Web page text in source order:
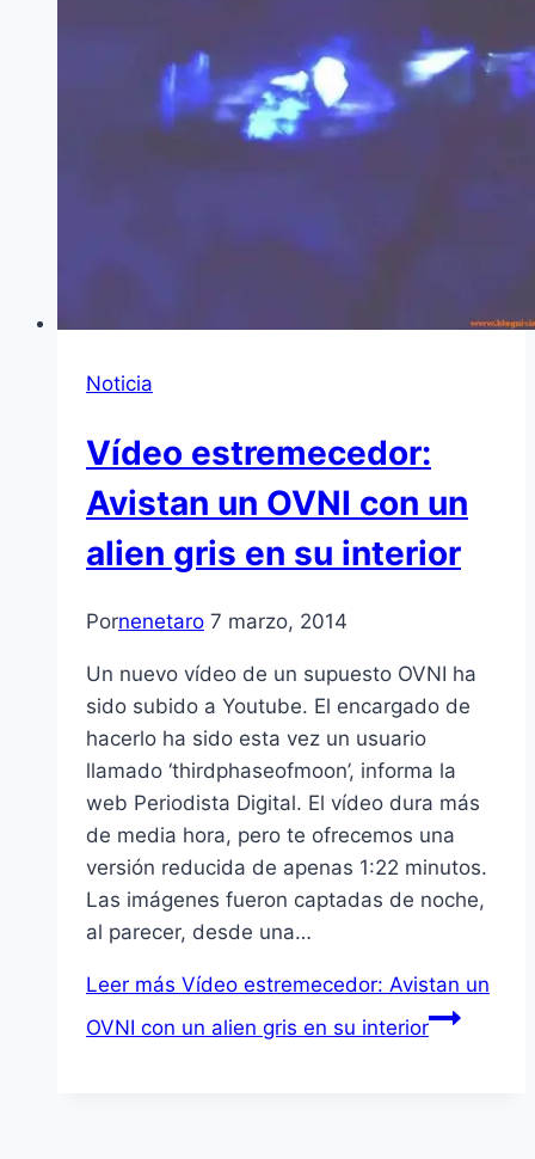
Noticia
Vídeo estremecedor:
Avistan un OVNI con un
alien gris en su interior
Pornenetaro 7 marzo, 2014
Un nuevo vídeo de un supuesto OVNI ha
sido subido a Youtube. El encargado de
hacerlo ha sido esta vez un usuario
llamado ‘thirdphaseofmoon’, informa la
web Periodista Digital. El vídeo dura más
de media hora, pero te ofrecemos una
versión reducida de apenas 1:22 minutos.
Las imágenes fueron captadas de noche,
al parecer, desde una…
Leer más Vídeo estremecedor: Avistan un
OVNI con un alien gris en su interior